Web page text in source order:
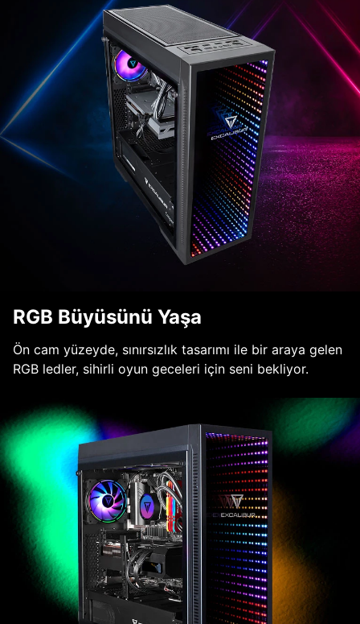
RGB Büyüsünü Yaşa
Ön cam yüzeyde, sınırsızlık tasarımı ile bir araya gelen
RGB ledler, sihirli oyun geceleri için seni bekliyor.